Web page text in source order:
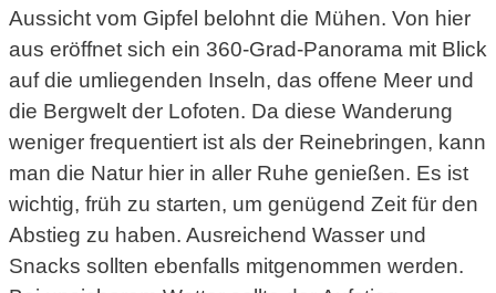
Aussicht vom Gipfel belohnt die Mühen. Von hier
aus eröffnet sich ein 360-Grad-Panorama mit Blick
auf die umliegenden Inseln, das offene Meer und
die Bergwelt der Lofoten. Da diese Wanderung
weniger frequentiert ist als der Reinebringen, kann
man die Natur hier in aller Ruhe genießen. Es ist
wichtig, früh zu starten, um genügend Zeit für den
Abstieg zu haben. Ausreichend Wasser und
Snacks sollten ebenfalls mitgenommen werden.